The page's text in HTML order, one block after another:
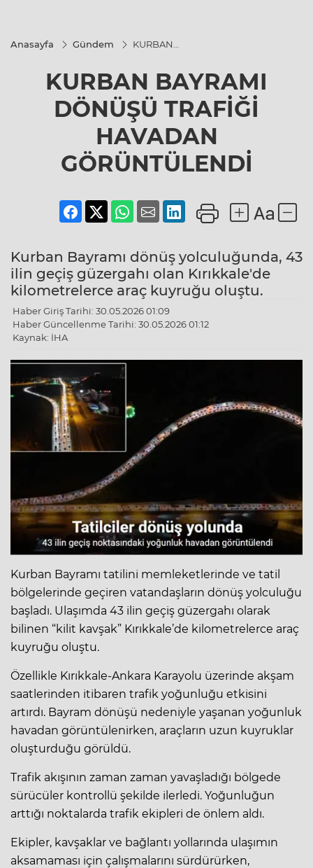
Anasayfa Gündem
KURBAN
TRAFİĞİ
HAVADAN
GÖRÜNTÜLENDİ
KURBAN BAYRAMI
DÖNÜŞÜ TRAFİĞİ
HAVADAN
GÖRÜNTÜLENDİ
Kurban Bayramı dönüş yolculuğunda, 43
ilin geçiş güzergahı olan Kırıkkale'de
kilometrelerce araç kuyruğu oluştu.
Haber Giriş Tarihi: 30.05.2026 01:09
Haber Güncellenme Tarihi: 30.05.2026 01:12
Kaynak: İHA
Kurban Bayramı tatilini memleketlerinde ve tatil
bölgelerinde geçiren vatandaşların dönüş yolculuğu
başladı. Ulaşımda 43 ilin geçiş güzergahı olarak
bilinen “kilit kavşak” Kırıkkale’de kilometrelerce araç
kuyruğu oluştu.
Özellikle Kırıkkale-Ankara Karayolu üzerinde akşam
saatlerinden itibaren trafik yoğunluğu etkisini
artırdı. Bayram dönüşü nedeniyle yaşanan yoğunluk
havadan görüntülenirken, araçların uzun kuyruklar
oluşturduğu görüldü.
Trafik akışının zaman zaman yavaşladığı bölgede
sürücüler kontrollü şekilde ilerledi. Yoğunluğun
arttığı noktalarda trafik ekipleri de önlem aldı.
Ekipler, kavşaklar ve bağlantı yollarında ulaşımın
aksamaması için çalışmalarını sürdürürken,